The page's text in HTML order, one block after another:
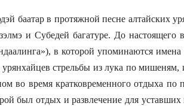
в протяжной песне алтайских
и Субедей багатуре. До
в которой упоминаются
стрельбы из лука по
во время кратковременного отдыха
был отдых и развлечение для